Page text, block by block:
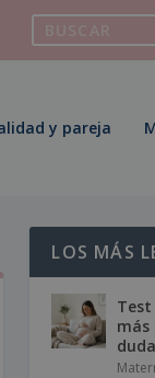
y pareja
LOS MÁS
más